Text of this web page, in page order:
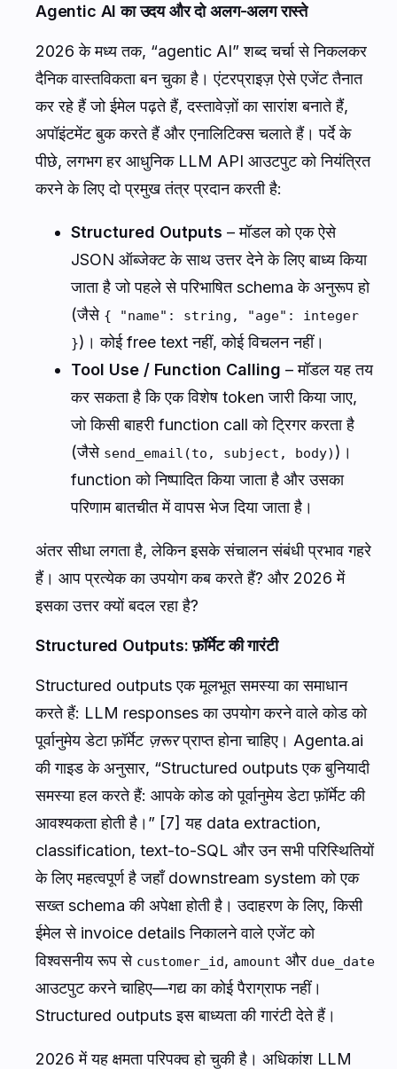
Agentic AI का उदय और दो अलग-अलग रास्ते
2026 के मध्य तक, “agentic AI” शब्द चर्चा से निकलकर
दैनिक वास्तविकता बन चुका है। एंटरप्राइज़ ऐसे एजेंट तैनात
कर रहे हैं जो ईमेल पढ़ते हैं, दस्तावेज़ों का सारांश बनाते हैं,
अपॉइंटमेंट बुक करते हैं और एनालिटिक्स चलाते हैं। पर्दे के
पीछे, लगभग हर आधुनिक LLM API आउटपुट को नियंत्रित
करने के लिए दो प्रमुख तंत्र प्रदान करती है:
Structured Outputs – मॉडल को एक ऐसे
JSON ऑब्जेक्ट के साथ उत्तर देने के लिए बाध्य किया
जाता है जो पहले से परिभाषित schema के अनुरूप हो
(जैसे { "name": string, "age": integer
})। कोई free text नहीं, कोई विचलन नहीं।
Tool Use / Function Calling – मॉडल यह तय
कर सकता है कि एक विशेष token जारी किया जाए,
जो किसी बाहरी function call को ट्रिगर करता है
(जैसे send_email(to, subject, body) )।
function को निष्पादित किया जाता है और उसका
परिणाम बातचीत में वापस भेज दिया जाता है।
अंतर सीधा लगता है, लेकिन इसके संचालन संबंधी प्रभाव गहरे
हैं। आप प्रत्येक का उपयोग कब करते हैं? और 2026 में
इसका उत्तर क्यों बदल रहा है?
Structured Outputs: फ़ॉर्मेट की गारंटी
Structured outputs एक मूलभूत समस्या का समाधान
करते हैं: LLM responses का उपयोग करने वाले कोड को
पूर्वानुमेय डेटा फ़ॉर्मेट ज़रूरप्राप्त होना चाहिए। Agenta.ai
की गाइड के अनुसार, “Structured outputs एक बुनियादी
समस्या हल करते हैं: आपके कोड को पूर्वानुमेय डेटा फ़ॉर्मेट की
आवश्यकता होती है।” [7] यह data extraction,
classification, text-to-SQL और उन सभी परिस्थितियों
के लिए महत्वपूर्ण है जहाँ downstream system को एक
सख्त schema की अपेक्षा होती है। उदाहरण के लिए, किसी
ईमेल से invoice details निकालने वाले एजेंट को
विश्वसनीय रूप से customer_id, amount और due_date
आउटपुट करने चाहिए—गद्य का कोई पैराग्राफ नहीं।
Structured outputs इस बाध्यता की गारंटी देते हैं।
2026 में यह क्षमता परिपक्व हो चुकी है। अधिकांश LLM